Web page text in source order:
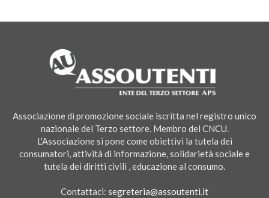
Associazione di promozione sociale iscritta nel registro unico
nazionale del Terzo settore. Membro del CNCU.
L'Associazione si pone come obiettivi la tutela dei
consumatori, attività di informazione, solidarietà sociale e
tutela dei diritti civili , educazione al consumo.
Contattaci: segreteria@assoutenti.it